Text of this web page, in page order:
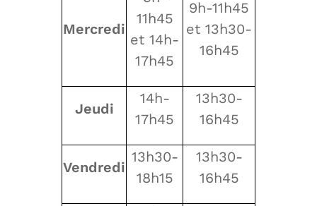
Mercredi
11h45
et 14h-
17h45
9h-11h45
et 13h30-
16h45
Jeudi
14h-
17h45
13h30-
16h45
Vendredi
13h30-
18h15
13h30-
16h45